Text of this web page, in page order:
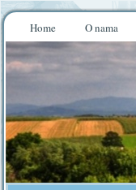
Home O nama